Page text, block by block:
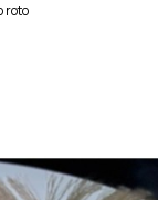
roto